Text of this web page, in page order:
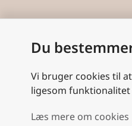
Du
Vi bruger cookies til
ligesom
Læs mere om cookies